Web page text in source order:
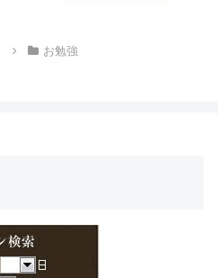
お勉強